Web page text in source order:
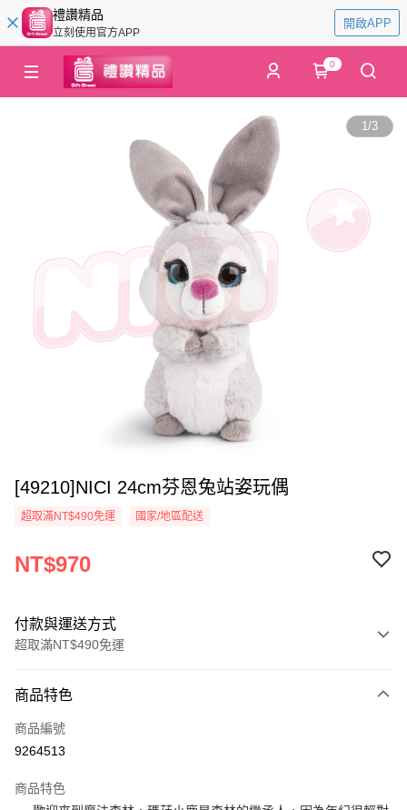
禮讚精品
立刻使用官方APP
開啟APP
0
1/3
[49210]NICI 24cm芬恩兔站姿玩偶
超取滿NT$490免運 國家/地區配送
NT$970
付款與運送方式
超取滿NT$490免運
信用卡一次付款
超商取貨付款
Apple Pay
商品特色
商品編號
9264513
商品特色